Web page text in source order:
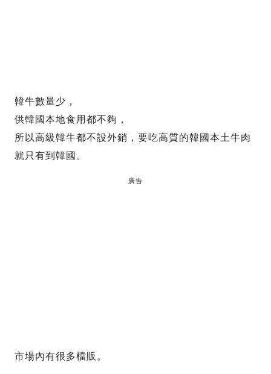
韓牛數量少，
供韓國本地食用都不夠，
所以高級韓牛都不設外銷，要吃高質的韓國本土牛肉
就只有到韓國。
廣告
市場內有很多檔販。